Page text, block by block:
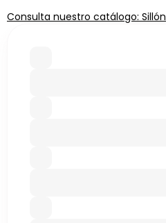
Consulta nuestro catálogo: Sillón